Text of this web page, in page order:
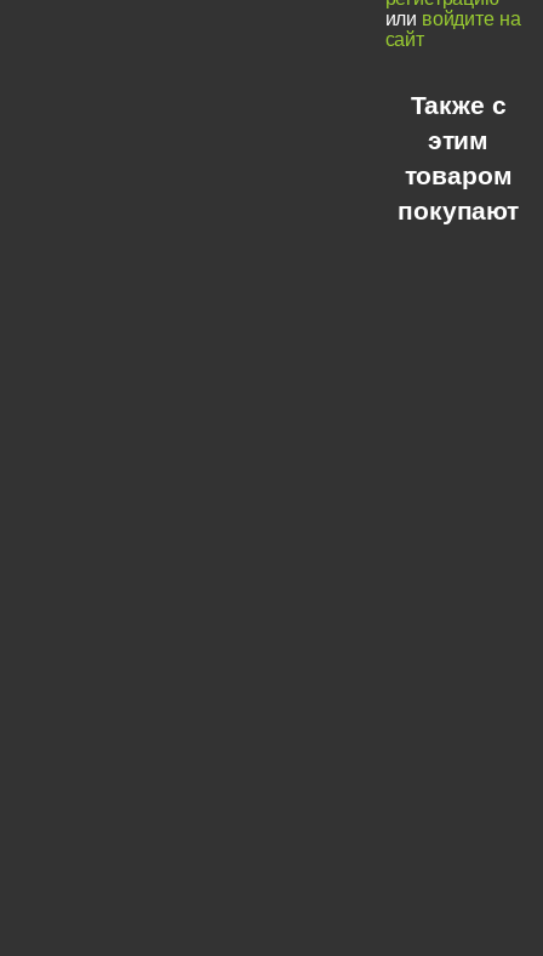
или войдите на
сайт
Также с
этим
товаром
покупают